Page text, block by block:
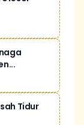
Tidur